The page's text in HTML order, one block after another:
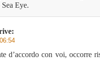
Eye.
d’accordo con voi, occorre